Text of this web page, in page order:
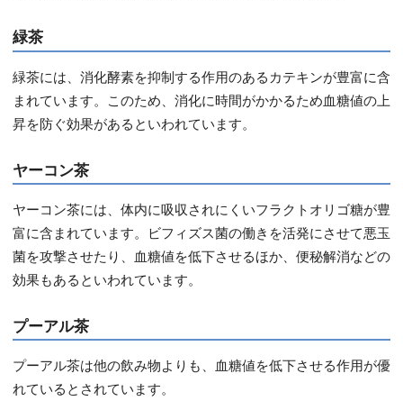
緑茶
緑茶には、消化酵素を抑制する作用のあるカテキンが豊富に含
まれています。このため、消化に時間がかかるため血糖値の上
昇を防ぐ効果があるといわれています。
ヤーコン茶
ヤーコン茶には、体内に吸収されにくいフラクトオリゴ糖が豊
富に含まれています。ビフィズス菌の働きを活発にさせて悪玉
菌を攻撃させたり、血糖値を低下させるほか、便秘解消などの
効果もあるといわれています。
プーアル茶
プーアル茶は他の飲み物よりも、血糖値を低下させる作用が優
れているとされています。